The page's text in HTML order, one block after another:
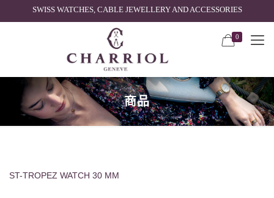
SWISS WATCHES, CABLE JEWELLERY AND ACCESSORIES
0
商品
ST-TROPEZ WATCH 30 MM